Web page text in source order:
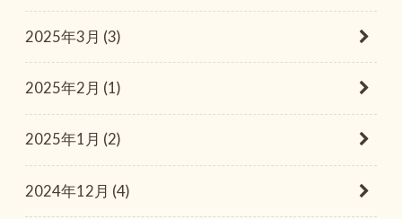
2025年3月 (3)
2025年2月 (1)
2025年1月 (2)
2024年12月 (4)